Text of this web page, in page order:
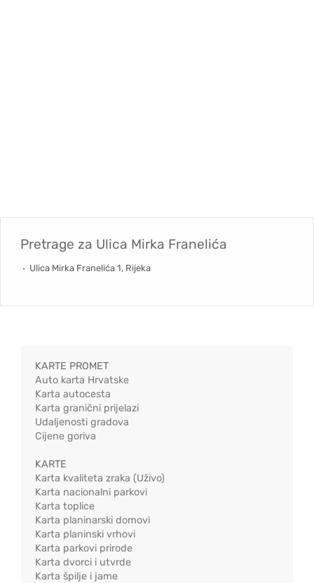
Pretrage za Ulica Mirka Franelića
Ulica Mirka Franelića 1, Rijeka
KARTE PROMET
Auto karta Hrvatske
Karta autocesta
Karta granični prijelazi
Udaljenosti gradova
Cijene goriva
KARTE
Karta kvaliteta zraka (Uživo)
Karta nacionalni parkovi
Karta toplice
Karta planinarski domovi
Karta planinski vrhovi
Karta parkovi prirode
Karta dvorci i utvrde
Karta špilje i jame